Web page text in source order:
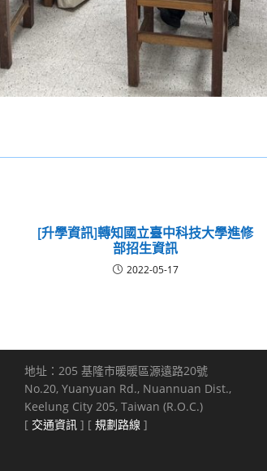
[升學資訊]轉知國立臺中科技大學進修
部招生資訊
2022-05-17
地址：205 基隆市暖暖區源遠路20號
No.20, Yuanyuan Rd., Nuannuan Dist.,
Keelung City 205, Taiwan (R.O.C.)
[ 交通資訊 ] [ 規劃路線 ]